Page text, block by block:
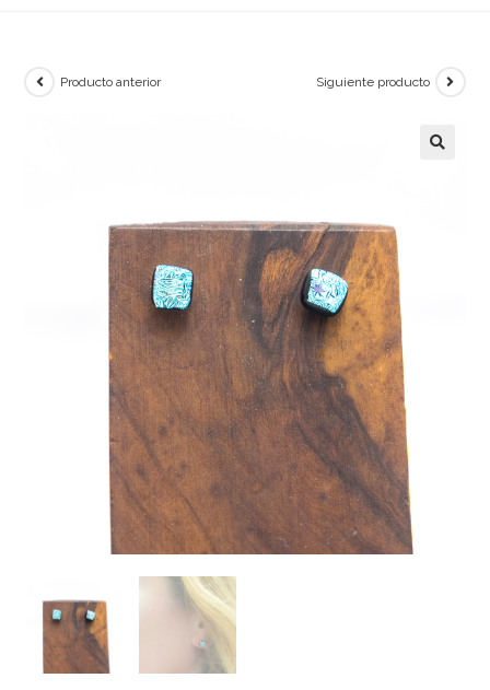
Producto anterior Siguiente producto